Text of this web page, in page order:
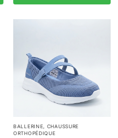
BALLERINE, CHAUSSURE
ORTHOPÉDIQUE